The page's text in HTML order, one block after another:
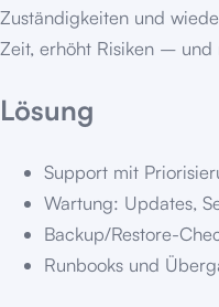
Zuständigkeiten und
Zeit, erhöht Risiken – und
Lösung
Support mit
Wartung: Updates,
Backup/Restore-
Runbooks und